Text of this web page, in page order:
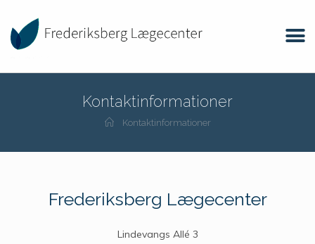
Kontaktinformationer
Kontaktinformationer
Frederiksberg Lægecenter
Lindevangs Allé 3